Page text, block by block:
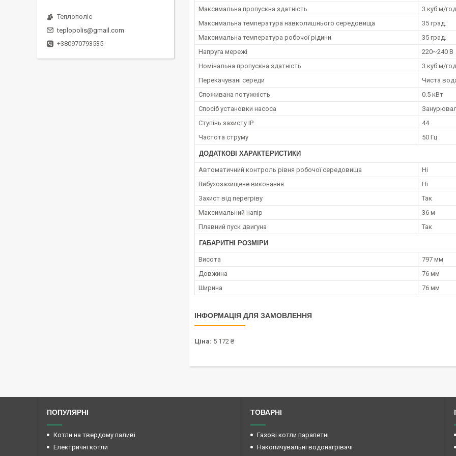
Максимальна пропускна здатність
3 куб.м/год
Максимальна температура навколишнього середовища
35 град.
Максимальна температура робочої рідини
35 град.
Напруга мережі
220~240 В
Номінальна пропускна здатність
3 куб.м/год
Перекачувані середи
Чиста
Споживана потужність
0.5 кВт
Спосіб установки насоса
Ступінь захисту IP
44
Частота струму
50 Гц
ДОДАТКОВІ ХАРАКТЕРИСТИКИ
Автоматичний контроль рівня робочої середовища
Ні
Вибухозахищене виконання
Ні
Захист від перегріву
Так
Максимальний напір
36 м
Плавний пуск двигуна
Так
ГАБАРИТНІ РОЗМІРИ
Висота
797 мм
Довжина
76 мм
Ширина
76 мм
ІНФОРМАЦІЯ ДЛЯ ЗАМОВЛЕННЯ
Ціна: 5 172 ₴
Теплополіс
teplopolis@gmail.com
+380970793535
ПОПУЛЯРНІ
Котли на твердому паливі
Електричні котли
ТОВАРНІ
Газові котли парапетні
Накопичувальні водонагрівачі